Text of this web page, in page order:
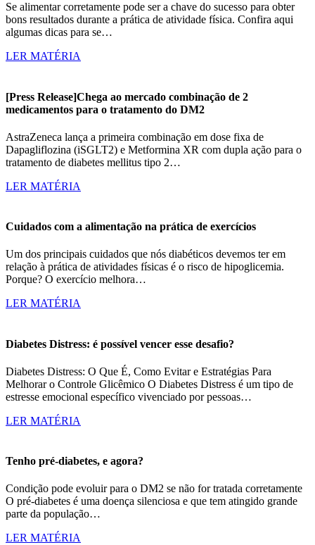
Se alimentar corretamente pode ser a chave do sucesso para obter
bons resultados durante a prática de atividade física. Confira aqui
algumas dicas para se…
LER MATÉRIA
[Press Release]Chega ao mercado combinação de 2
medicamentos para o tratamento do DM2
AstraZeneca lança a primeira combinação em dose fixa de
Dapagliflozina (iSGLT2) e Metformina XR com dupla ação para o
tratamento de diabetes mellitus tipo 2…
LER MATÉRIA
Cuidados com a alimentação na prática de exercícios
Um dos principais cuidados que nós diabéticos devemos ter em
relação à prática de atividades físicas é o risco de hipoglicemia.
Porque? O exercício melhora…
LER MATÉRIA
Diabetes Distress: é possível vencer esse desafio?
Diabetes Distress: O Que É, Como Evitar e Estratégias Para
Melhorar o Controle Glicêmico O Diabetes Distress é um tipo de
estresse emocional específico vivenciado por pessoas…
LER MATÉRIA
Tenho pré-diabetes, e agora?
Condição pode evoluir para o DM2 se não for tratada corretamente
O pré-diabetes é uma doença silenciosa e que tem atingido grande
parte da população…
LER MATÉRIA